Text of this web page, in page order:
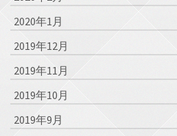
2020年1月
2019年12月
2019年11月
2019年10月
2019年9月